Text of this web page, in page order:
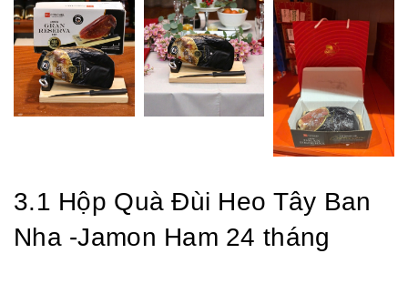
3.1 Hộp Quà Đùi Heo Tây Ban
Nha -Jamon Ham 24 tháng